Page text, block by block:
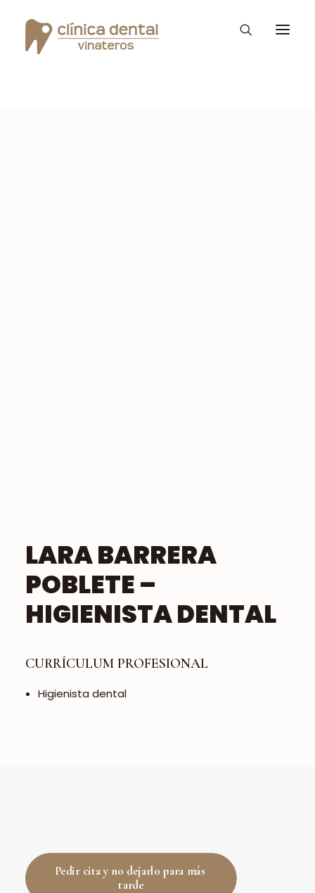
LARA BARRERA
POBLETE –
HIGIENISTA DENTAL
CURRÍCULUM PROFESIONAL
Higienista dental
Pedir cita y no dejarlo para más
tarde